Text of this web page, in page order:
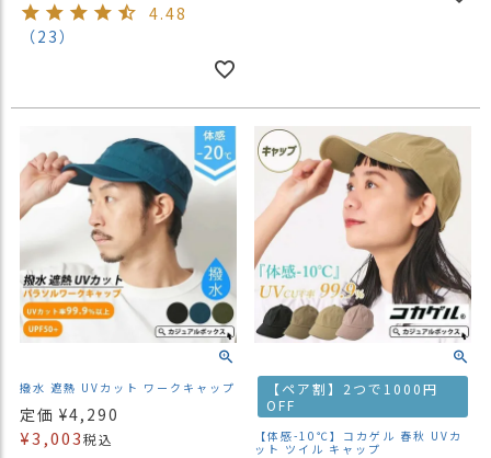
4.48
（23）
撥水 遮熱 UVカット ワークキャップ
定価 ¥4,290
¥3,003税込
【ペア割】2つで1000円
OFF
【体感-10℃】コカゲル 春秋 UVカ
ット ツイル キャップ